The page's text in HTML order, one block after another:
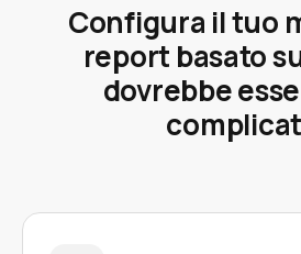
Configura il tuo
report basato
dovrebbe